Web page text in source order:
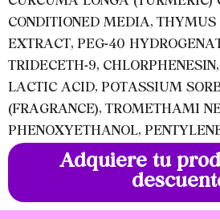
CONDITIONED MEDIA,
EXTRACT, PEG-40
TRIDECETH-9,
LACTIC ACID, POTASSIUM
(FRAGRANCE), TROMETHAMI
PHENOXYETHANOL,
Adquiere tu